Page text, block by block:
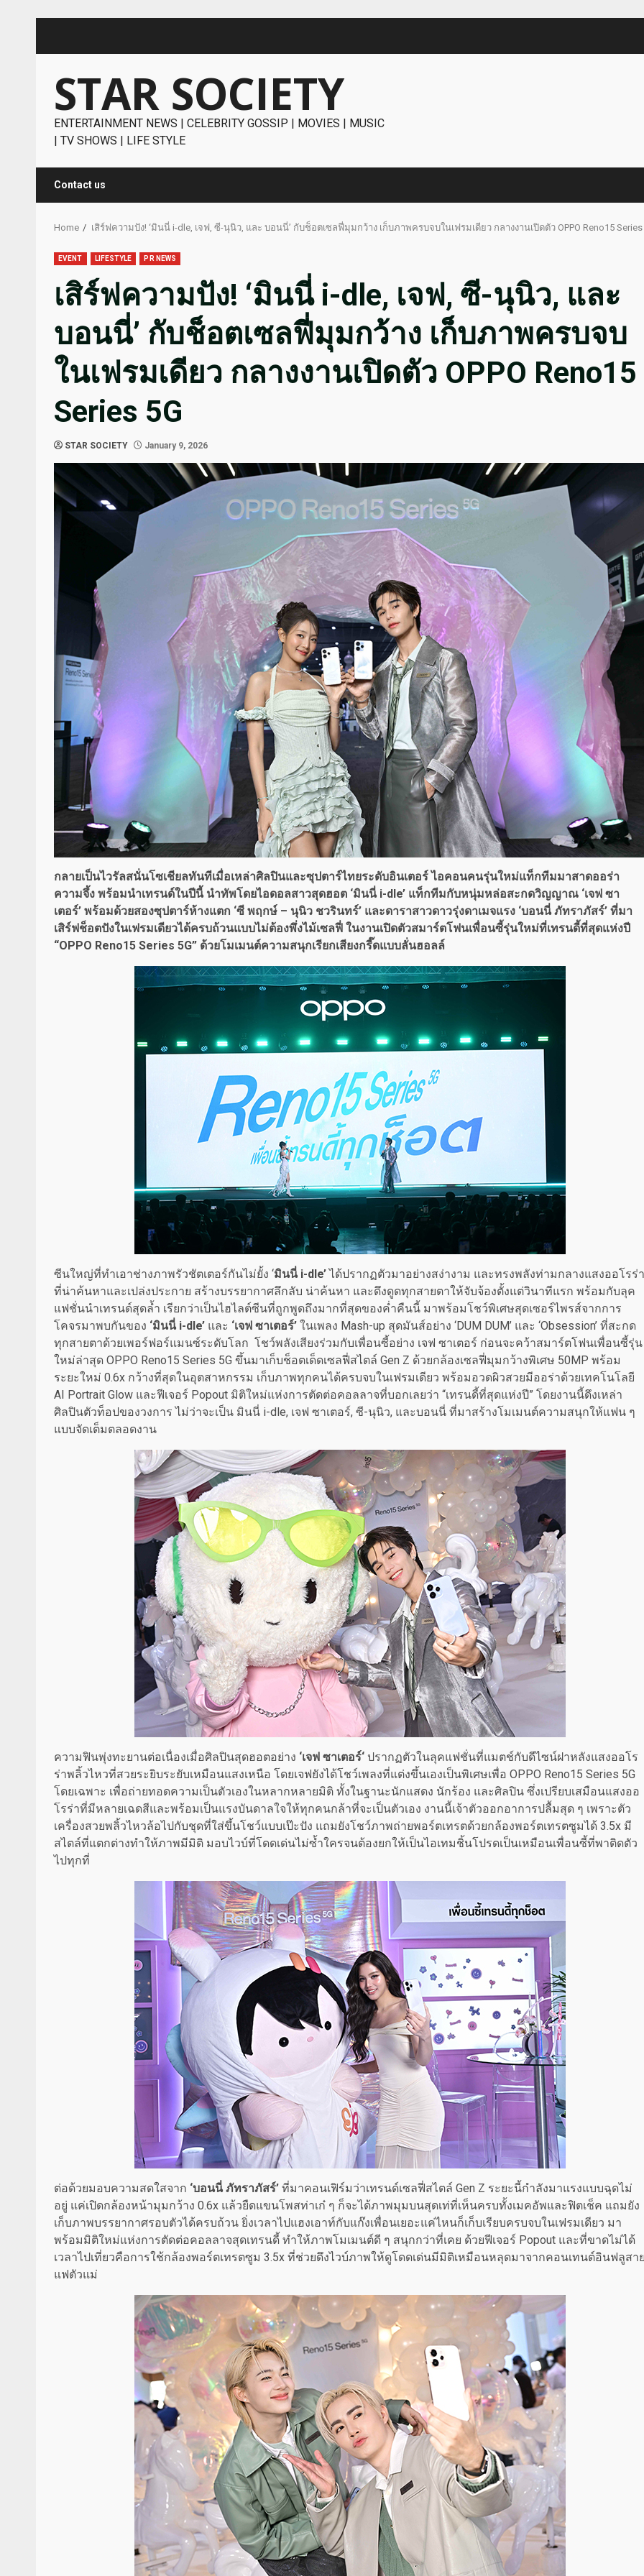
STAR SOCIETY
ENTERTAINMENT NEWS | CELEBRITY GOSSIP | MOVIES | MUSIC
| TV SHOWS | LIFE STYLE
Contact us
Home เสิร์ฟความปัง! ‘มินนี่ i-dle, เจฟ, ซี-นุนิว, และ บอนนี่’ กับช็อตเซลฟี่มุมกว้าง เก็บภาพครบจบในเฟรมเดียว กลางงานเปิดตัว OPPO Reno15 Series
EVENT LIFESTYLE PR NEWS
เสิร์ฟความปัง! ‘มินนี่ i-dle, เจฟ, ซี-นุนิว, และ
บอนนี่’ กับช็อตเซลฟี่มุมกว้าง เก็บภาพครบจบ
ในเฟรมเดียว กลางงานเปิดตัว OPPO Reno15
Series 5G
STAR SOCIETY January 9, 2026
กลายเป็นไวรัลสนั่นโซเชียลทันทีเมื่อเหล่าศิลปินและซุปตาร์ไทยระดับอินเตอร์ ไอคอนคนรุ่นใหม่แท็กทีมมาสาดออร่า
ความจึ้ง พร้อมนำเทรนด์ในปีนี้ นำทัพโดยไอดอลสาวสุดฮอต ‘มินนี่ i-dle’ แท็กทีมกับหนุ่มหล่อสะกดวิญญาณ ‘เจฟ ซา
เตอร์’ พร้อมด้วยสองซุปตาร์ห้างแตก ‘ซี พฤกษ์ – นุนิว ชวรินทร์’ และดาราสาวดาวรุ่งดาเมจแรง ‘บอนนี่ ภัทราภัสร์’ ที่มา
เสิร์ฟช็อตปังในเฟรมเดียวได้ครบถ้วนแบบไม่ต้องพึ่งไม้เซลฟี่ ในงานเปิดตัวสมาร์ตโฟนเพื่อนซี้รุ่นใหม่ที่เทรนดี้ที่สุดแห่งปี
“OPPO Reno15 Series 5G” ด้วยโมเมนต์ความสนุกเรียกเสียงกรี๊ดแบบลั่นฮอลล์
ซีนใหญ่ที่ทำเอาช่างภาพรัวชัตเตอร์กันไม่ยั้ง ‘มินนี่ i-dle’ได้ปรากฏตัวมาอย่างสง่างาม และทรงพลังท่ามกลางแสงออโรร่า
ที่น่าค้นหาและเปล่งประกาย สร้างบรรยากาศลึกลับ น่าค้นหา และดึงดูดทุกสายตาให้จับจ้องตั้งแต่วินาทีแรก พร้อมกับลุค
แฟชั่นนำเทรนด์สุดล้ำ เรียกว่าเป็นไฮไลต์ซีนที่ถูกพูดถึงมากที่สุดของค่ำคืนนี้ มาพร้อมโชว์พิเศษสุดเซอร์ไพรส์จากการ
โคจรมาพบกันของ ‘มินนี่ i-dle’ และ ‘เจฟ ซาเตอร์’ ในเพลง Mash-up สุดมันส์อย่าง ‘DUM DUM’ และ ‘Obsession’ ที่สะกด
ทุกสายตาด้วยเพอร์ฟอร์แมนซ์ระดับโลก โชว์พลังเสียงร่วมกับเพื่อนซี้อย่าง เจฟ ซาเตอร์ ก่อนจะคว้าสมาร์ตโฟนเพื่อนซี้รุ่น
ใหม่ล่าสุด OPPO Reno15 Series 5G ขึ้นมาเก็บช็อตเด็ดเซลฟี่สไตล์ Gen Z ด้วยกล้องเซลฟี่มุมกว้างพิเศษ 50MP พร้อม
ระยะใหม่ 0.6x กว้างที่สุดในอุตสาหกรรม เก็บภาพทุกคนได้ครบจบในเฟรมเดียว พร้อมอวดผิวสวยมีออร่าด้วยเทคโนโลยี
AI Portrait Glow และฟีเจอร์ Popout มิติใหม่แห่งการตัดต่อคอลลาจที่บอกเลยว่า “เทรนดี้ที่สุดแห่งปี” โดยงานนี้ดึงเหล่า
ศิลปินตัวท็อปของวงการ ไม่ว่าจะเป็น มินนี่ i-dle, เจฟ ซาเตอร์, ซี-นุนิว, และบอนนี่ ที่มาสร้างโมเมนต์ความสนุกให้แฟน ๆ
แบบจัดเต็มตลอดงาน
ความฟินพุ่งทะยานต่อเนื่องเมื่อศิลปินสุดฮอตอย่าง ‘เจฟ ซาเตอร์‘ ปรากฏตัวในลุคแฟชั่นที่แมตช์กับดีไซน์ฝาหลังแสงออโร
ร่าพลิ้วไหวที่สวยระยิบระยับเหมือนแสงเหนือ โดยเจฟยังได้โชว์เพลงที่แต่งขึ้นเองเป็นพิเศษเพื่อ OPPO Reno15 Series 5G
โดยเฉพาะ เพื่อถ่ายทอดความเป็นตัวเองในหลากหลายมิติ ทั้งในฐานะนักแสดง นักร้อง และศิลปิน ซึ่งเปรียบเสมือนแสงออ
โรร่าที่มีหลายเฉดสีและพร้อมเป็นแรงบันดาลใจให้ทุกคนกล้าที่จะเป็นตัวเอง งานนี้เจ้าตัวออกอาการปลื้มสุด ๆ เพราะตัว
เครื่องสวยพลิ้วไหวล้อไปกับชุดที่ใส่ขึ้นโชว์แบบเป๊ะปัง แถมยังโชว์ภาพถ่ายพอร์ตเทรตด้วยกล้องพอร์ตเทรตซูมได้ 3.5x มี
สไตล์ที่แตกต่างทำให้ภาพมีมิติ มอบไวบ์ที่โดดเด่นไม่ซ้ำใครจนต้องยกให้เป็นไอเทมชิ้นโปรดเป็นเหมือนเพื่อนซี้ที่พาติดตัว
ไปทุกที่
ต่อด้วยมอบความสดใสจาก ‘บอนนี่ ภัทราภัสร์’ ที่มาคอนเฟิร์มว่าเทรนด์เซลฟี่สไตล์ Gen Z ระยะนี้กำลังมาแรงแบบฉุดไม่
อยู่ แค่เปิดกล้องหน้ามุมกว้าง 0.6x แล้วยืดแขนโพสท่าเก๋ ๆ ก็จะได้ภาพมุมบนสุดเท่ที่เห็นครบทั้งเมคอัพและฟิตเช็ค แถมยัง
เก็บภาพบรรยากาศรอบตัวได้ครบถ้วน ยิ่งเวลาไปแฮงเอาท์กับแก๊งเพื่อนเยอะแค่ไหนก็เก็บเรียบครบจบในเฟรมเดียว มา
พร้อมมิติใหม่แห่งการตัดต่อคอลลาจสุดเทรนดี้ ทำให้ภาพโมเมนต์ดี ๆ สนุกกว่าที่เคย ด้วยฟีเจอร์ Popout และที่ขาดไม่ได้
เวลาไปเที่ยวคือการใช้กล้องพอร์ตเทรตซูม 3.5x ที่ช่วยดึงไวบ์ภาพให้ดูโดดเด่นมีมิติเหมือนหลุดมาจากคอนเทนต์อินฟลูสา
แฟตัวแม่